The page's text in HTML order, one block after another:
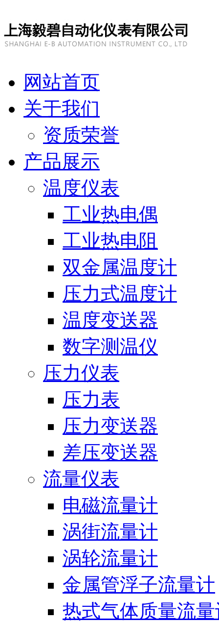
网站首页
关于我们
资质荣誉
产品展示
温度仪表
工业热电偶
工业热电阻
双金属温度计
压力式温度计
温度变送器
数字测温仪
压力仪表
压力表
压力变送器
差压变送器
流量仪表
电磁流量计
涡街流量计
涡轮流量计
金属管浮子流量计
热式气体质量流